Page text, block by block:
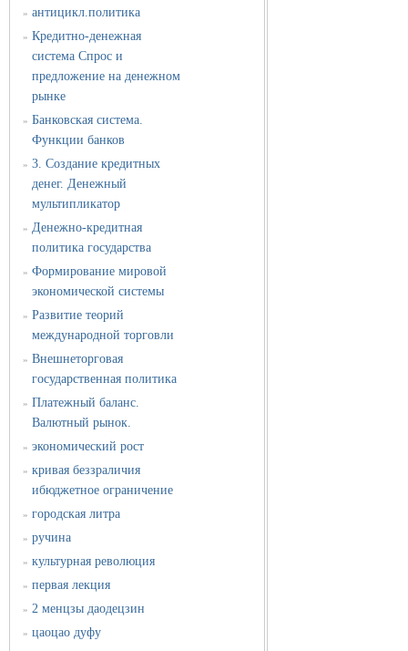
» антицикл.политика
» Кредитно-денежная
система Спрос и
предложение на денежном
рынке
» Банковская система.
Функции банков
» 3. Создание кредитных
денег. Денежный
мультипликатор
» Денежно-кредитная
политика государства
» Формирование мировой
экономической системы
» Развитие теорий
международной торговли
» Внешнеторговая
государственная политика
» Платежный баланс.
Валютный рынок.
» экономический рост
» кривая беззраличия
ибюджетное ограничение
» городская литра
» ручина
» культурная революция
» первая лекция
» 2 менцзы даодецзин
» цаоцао дуфу